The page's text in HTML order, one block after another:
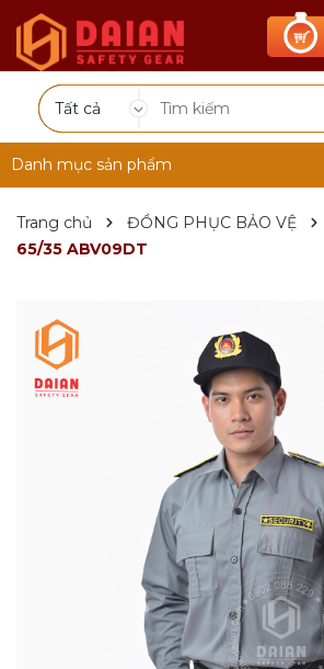
Tất cả
Danh mục sản phẩm
Trang chủ ĐỒNG PHỤC BẢO VỆ
65/35 ABV09DT